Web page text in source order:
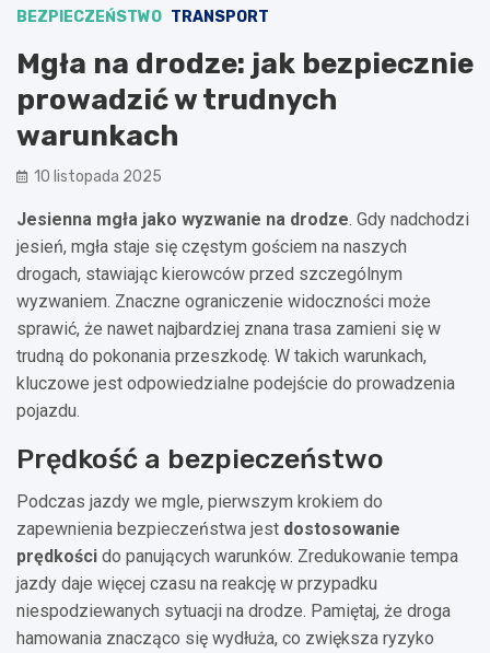
BEZPIECZEŃSTWO TRANSPORT
Mgła na drodze: jak bezpiecznie
prowadzić w trudnych
warunkach
10 listopada 2025
Jesienna mgła jako wyzwanie na drodze. Gdy nadchodzi
jesień, mgła staje się częstym gościem na naszych
drogach, stawiając kierowców przed szczególnym
wyzwaniem. Znaczne ograniczenie widoczności może
sprawić, że nawet najbardziej znana trasa zamieni się w
trudną do pokonania przeszkodę. W takich warunkach,
kluczowe jest odpowiedzialne podejście do prowadzenia
pojazdu.
Prędkość a bezpieczeństwo
Podczas jazdy we mgle, pierwszym krokiem do
zapewnienia bezpieczeństwa jest dostosowanie
prędkości do panujących warunków. Zredukowanie tempa
jazdy daje więcej czasu na reakcję w przypadku
niespodziewanych sytuacji na drodze. Pamiętaj, że droga
hamowania znacząco się wydłuża, co zwiększa ryzyko